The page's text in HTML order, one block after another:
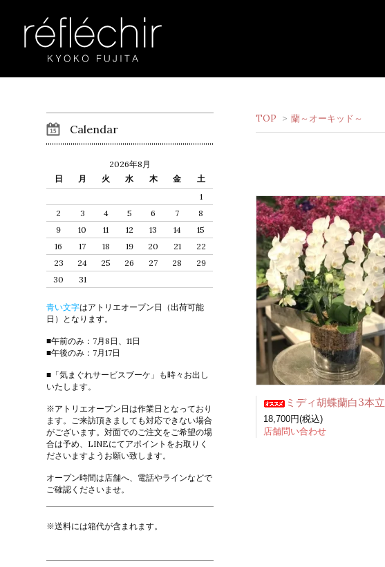
TOP > 蘭～オーキッド～
ミディ胡蝶蘭白3本立寄せ植え・bicolore ?(ビコロール スリー)
18,700円(税込)
店舗問い合わせ
Calendar
2026年8月
日
月 火 水 木 金
土
1
2
3 4 5 6 7
8
9
10 11 12 13 14
15
16
17 18 19 20 21
22
23
24 25 26 27 28
29
30
31
青い文字はアトリエオープン日（出荷可能
日）となります。
■午前のみ：7月8日、11日
■午後のみ：7月17日
■「気まぐれサービスブーケ」も時々お出し
いたします。
※アトリエオープン日は作業日となっており
ます。ご来訪頂きましても対応できない場合
がございます。対面でのご注文をご希望の場
合は予め、LINEにてアポイントをお取りく
ださいますようお願い致します。
オープン時間は店舗へ、電話やラインなどで
ご確認くださいませ。
※送料には箱代が含まれます。